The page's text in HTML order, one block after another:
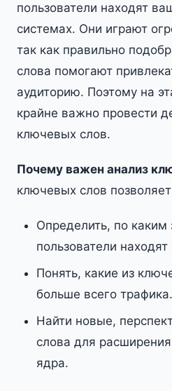
пользователи находят
системах. Они играют
так как правильно
слова помогают
аудиторию. Поэтому на
крайне важно провести
ключевых слов.
Почему важен анализ
ключевых слов
Определить, по каким
пользователи
Понять, какие из
больше всего трафика.
Найти новые,
слова для
ядра.